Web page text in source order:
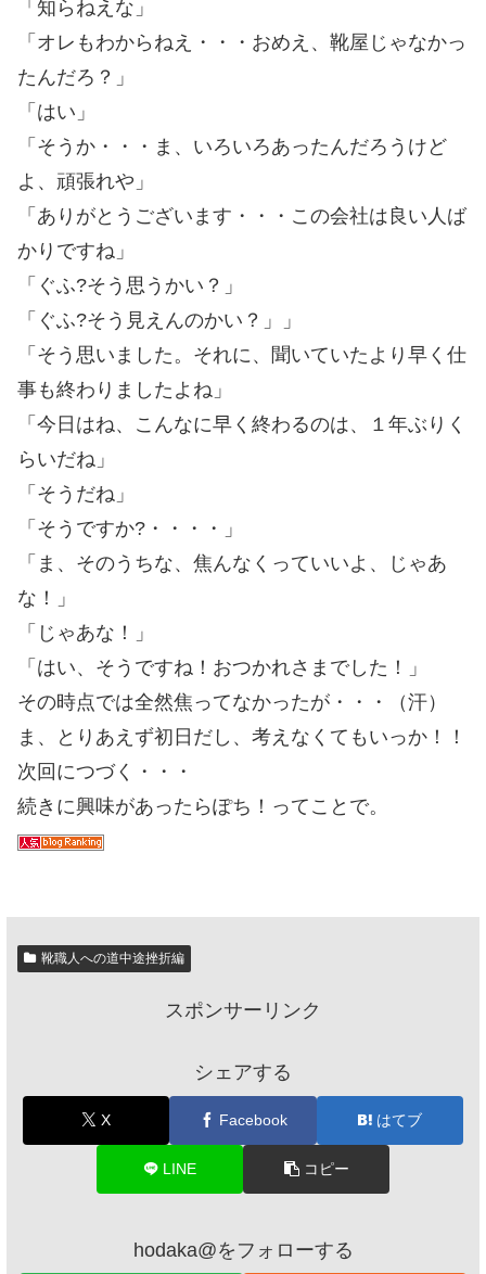
「知らねえな」
「オレもわからねえ・・・おめえ、靴屋じゃなかっ
たんだろ？」
「はい」
「そうか・・・ま、いろいろあったんだろうけど
よ、頑張れや」
「ありがとうございます・・・この会社は良い人ば
かりですね」
「ぐふ?そう思うかい？」
「ぐふ?そう見えんのかい？」」
「そう思いました。それに、聞いていたより早く仕
事も終わりましたよね」
「今日はね、こんなに早く終わるのは、１年ぶりく
らいだね」
「そうだね」
「そうですか?・・・・」
「ま、そのうちな、焦んなくっていいよ、じゃあ
な！」
「じゃあな！」
「はい、そうですね！おつかれさまでした！」
その時点では全然焦ってなかったが・・・（汗）
ま、とりあえず初日だし、考えなくてもいっか！！
次回につづく・・・
続きに興味があったらぽち！ってことで。
靴職人への道中途挫折編
スポンサーリンク
シェアする
X Facebook はてブ
LINE コピー
hodaka@をフォローする